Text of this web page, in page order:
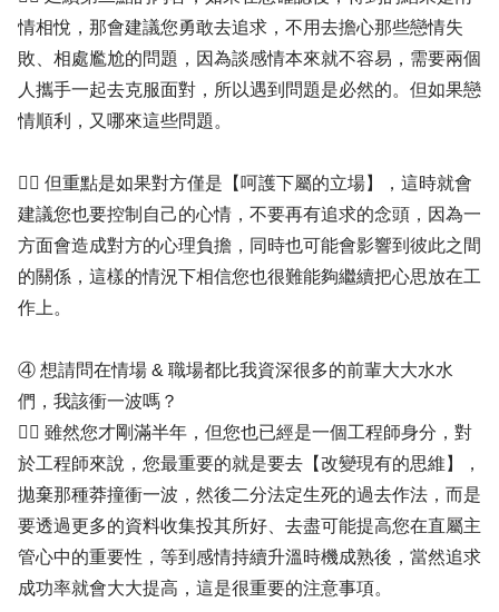
情相悅，那會建議您勇敢去追求，不用去擔心那些戀情失
敗、相處尷尬的問題，因為談感情本來就不容易，需要兩個
人攜手一起去克服面對，所以遇到問題是必然的。但如果戀
情順利，又哪來這些問題。
✍🏻 但重點是如果對方僅是【呵護下屬的立場】，這時就會
建議您也要控制自己的心情，不要再有追求的念頭，因為一
方面會造成對方的心理負擔，同時也可能會影響到彼此之間
的關係，這樣的情況下相信您也很難能夠繼續把心思放在工
作上。
④ 想請問在情場 & 職場都比我資深很多的前輩大大水水
們，我該衝一波嗎？
✍🏻 雖然您才剛滿半年，但您也已經是一個工程師身分，對
於工程師來說，您最重要的就是要去【改變現有的思維】，
拋棄那種莽撞衝一波，然後二分法定生死的過去作法，而是
要透過更多的資料收集投其所好、去盡可能提高您在直屬主
管心中的重要性，等到感情持續升溫時機成熟後，當然追求
成功率就會大大提高，這是很重要的注意事項。